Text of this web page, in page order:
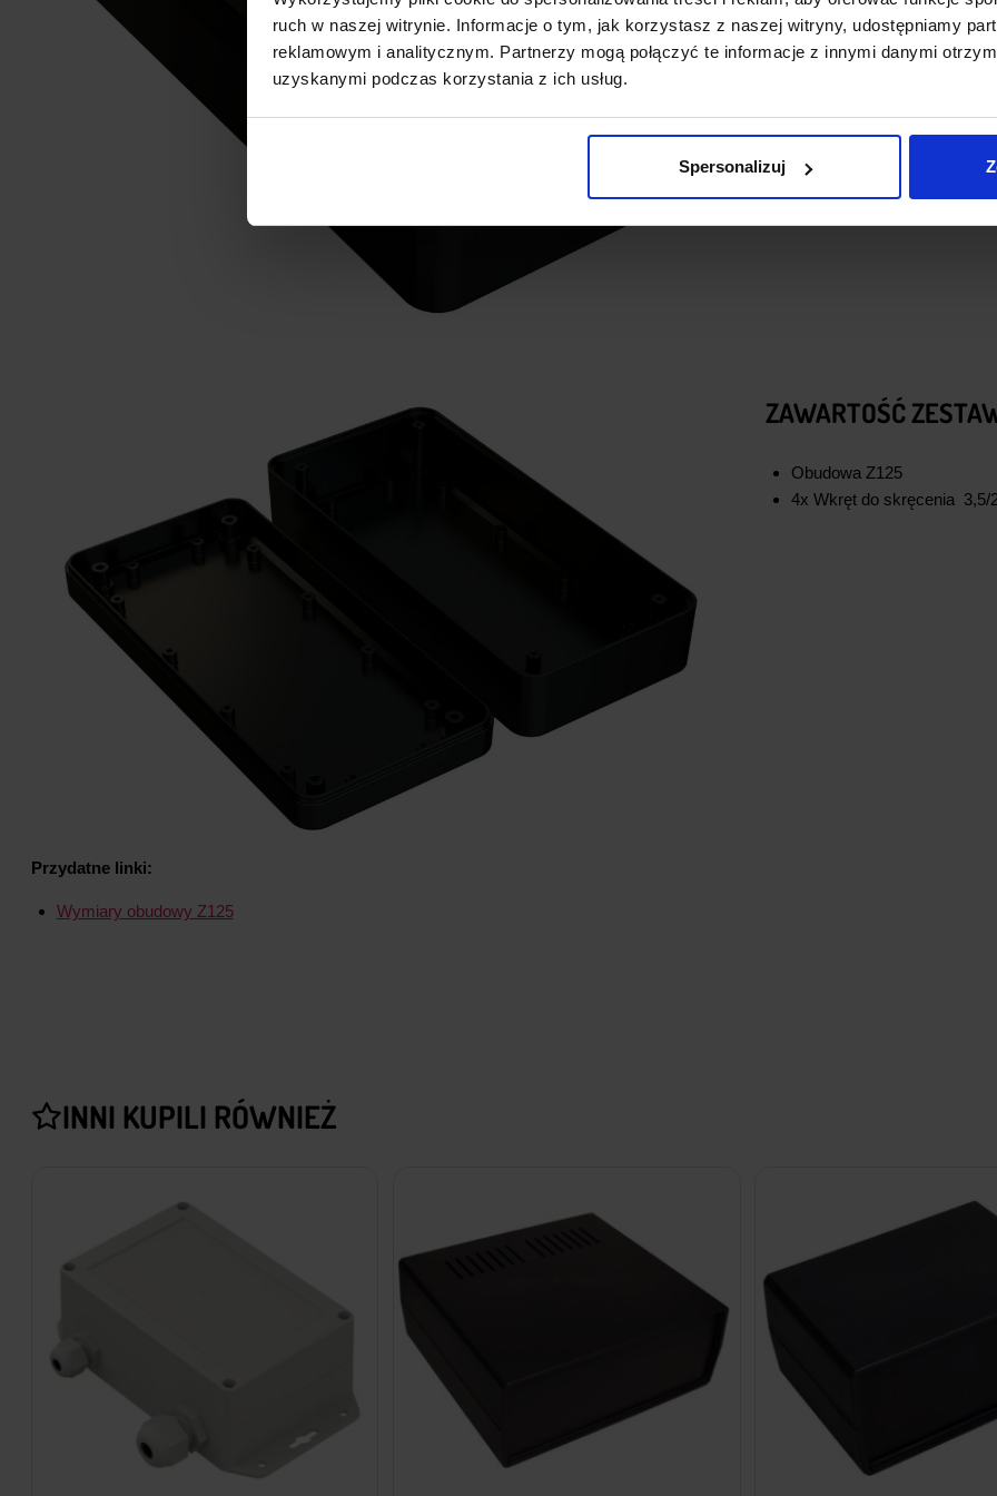
ruch w naszej witrynie. Informacje o tym, jak korzystasz z naszej witryny, udostępniamy
reklamowym i analitycznym. Partnerzy mogą połączyć te informacje z innymi danymi
uzyskanymi podczas korzystania z ich usług.
Spersonalizuj
Producent: Kradex
ZAWARTOŚĆ
Obudowa Z125
4x Wkręt do skręcenia 3,5/
Przydatne linki:
Wymiary obudowy Z125
INNI KUPILI RÓWNIEŻ